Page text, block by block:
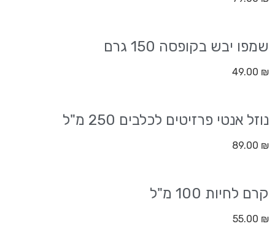
שמפו יבש בקופסה 150 גרם
49.00 ₪
נוזל אנטי פרזיטים לכלבים 250 מ"ל
89.00 ₪
קרם לחיות 100 מ"ל
55.00 ₪